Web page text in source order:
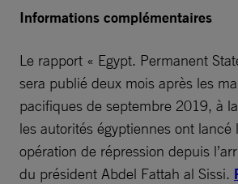
Informations complémentaires
Le rapport « Egypt. Permanent
sera publié deux mois après les
pacifiques de septembre 2019, à
les autorités égyptiennes ont lancé
opération de répression depuis
du président Abdel Fattah al Sissi.